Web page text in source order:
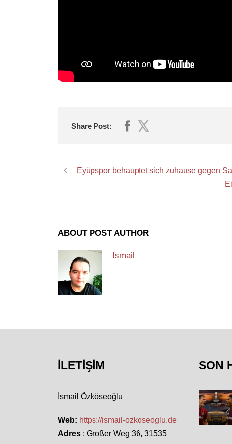
Share Post:
Eyüpspor behauptet sich zuhause gegen
ABOUT POST AUTHOR
Ismail
İLETIŞIM
İsmail Özköseoğlu
Web: https://ismail-ozkoseoglu.de
Adres : Großer Weg 36, 31535
SON